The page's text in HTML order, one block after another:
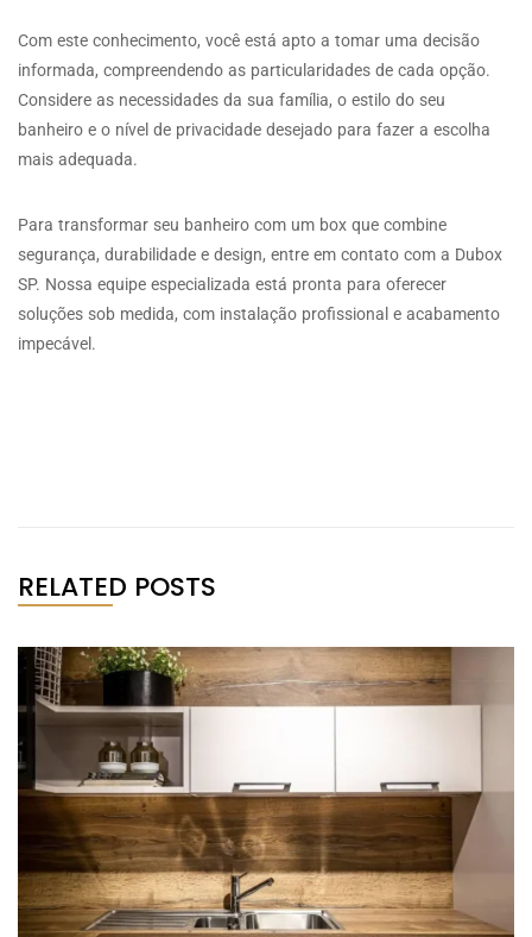
Com este conhecimento, você está apto a tomar uma decisão
informada, compreendendo as particularidades de cada opção.
Considere as necessidades da sua família, o estilo do seu
banheiro e o nível de privacidade desejado para fazer a escolha
mais adequada.
Para transformar seu banheiro com um box que combine
segurança, durabilidade e design, entre em contato com a Dubox
SP. Nossa equipe especializada está pronta para oferecer
soluções sob medida, com instalação profissional e acabamento
impecável.
RELATED POSTS